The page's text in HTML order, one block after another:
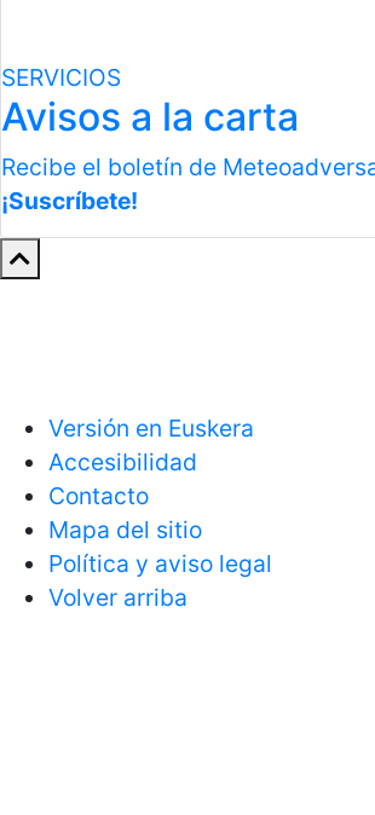
SERVICIOS
Avisos a la carta
Recibe el boletín de
¡Suscríbete!
Versión en Euskera
Accesibilidad
Contacto
Mapa del sitio
Política y aviso legal
Volver arriba